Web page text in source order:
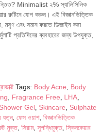
Minimalist ২% স্যালিসিলিক
রুটিনে যোগ করুন। এই বিজ্ঞানভিত্তিক
মসৃণ এবং সমান করতে ডিজাইন করা
প্রতিদিনের ব্যবহারের জন্য উপযুক্ত,
Tags: Body Acne
Body
Fragrance Free LHA
Shower Gel Skincare
Sulphate
যত্ন, ফেস ওয়াশ, বিজ্ঞানভিত্তিক
মুক্ত, সিরাম, সুগন্ধিমুক্ত, স্কিনকেয়ার